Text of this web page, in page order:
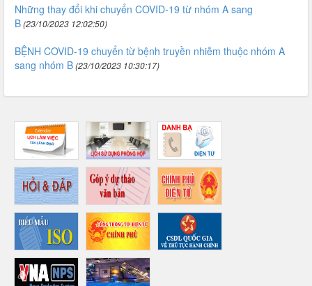
Những thay đổi khi chuyển COVID-19 từ nhóm A sang
B(23/10/2023 12:02:50)
BỆNH COVID-19 chuyển từ bệnh truyền nhiễm thuộc nhóm A
sang nhóm B(23/10/2023 10:30:17)